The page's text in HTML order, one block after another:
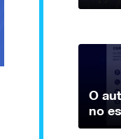
O
no